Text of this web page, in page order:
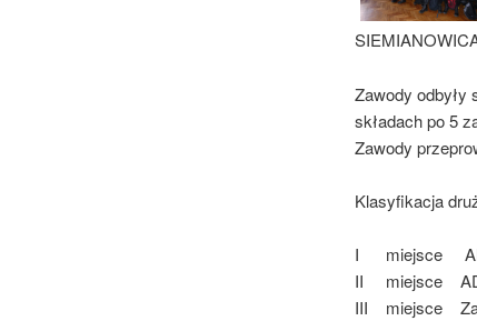
Zawody odbyły
składach po 5
Zawody
Klasyfikacja
I miejsce
II
III